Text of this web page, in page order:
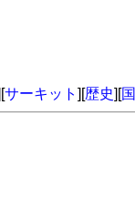
サーキット ][歴史][国